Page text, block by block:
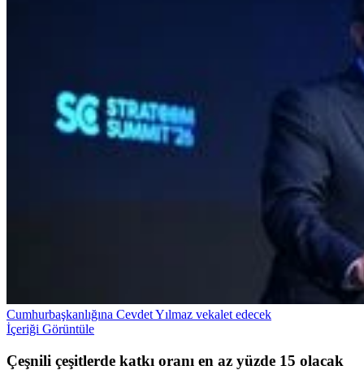
Cumhurbaşkanlığına Cevdet Yılmaz vekalet edecek
İçeriği Görüntüle
Çeşnili çeşitlerde katkı oranı en az yüzde 15 olacak